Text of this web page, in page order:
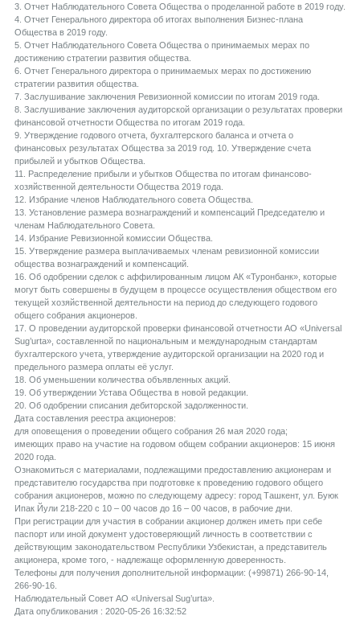
3. Отчет Наблюдательного Совета Общества о проделанной работе в 2019 году.
4. Отчет Генерального директора об итогах выполнения Бизнес-плана
Общества в 2019 году.
5. Отчет Наблюдательного Совета Общества о принимаемых мерах по
достижению стратегии развития общества.
6. Отчет Генерального директора о принимаемых мерах по достижению
стратегии развития общества.
7. Заслушивание заключения Ревизионной комиссии по итогам 2019 года.
8. Заслушивание заключения аудиторской организации о результатах проверки
финансовой отчетности Общества по итогам 2019 года.
9. Утверждение годового отчета, бухгалтерского баланса и отчета о
финансовых результатах Общества за 2019 год. 10. Утверждение счета
прибылей и убытков Общества.
11. Распределение прибыли и убытков Общества по итогам финансово-
хозяйственной деятельности Общества 2019 года.
12. Избрание членов Наблюдательного совета Общества.
13. Установление размера вознаграждений и компенсаций Председателю и
членам Наблюдательного Совета.
14. Избрание Ревизионной комиссии Общества.
15. Утверждение размера выплачиваемых членам ревизионной комиссии
общества вознаграждений и компенсаций.
16. Об одобрении сделок с аффилированным лицом АК «Туронбанк», которые
могут быть совершены в будущем в процессе осуществления обществом его
текущей хозяйственной деятельности на период до следующего годового
общего собрания акционеров.
17. О проведении аудиторской проверки финансовой отчетности АО «Universal
Sug’urta», составленной по национальным и международным стандартам
бухгалтерского учета, утверждение аудиторской организации на 2020 год и
предельного размера оплаты её услуг.
18. Об уменьшении количества объявленных акций.
19. Об утверждении Устава Общества в новой редакции.
20. Об одобрении списания дебиторской задолженности.
Дата составления реестра акционеров:
для оповещения о проведении общего собрания 26 мая 2020 года;
имеющих право на участие на годовом общем собрании акционеров: 15 июня
2020 года.
Ознакомиться с материалами, подлежащими предоставлению акционерам и
представителю государства при подготовке к проведению годового общего
собрания акционеров, можно по следующему адресу: город Ташкент, ул. Буюк
Ипак Йули 218-220 с 10 – 00 часов до 16 – 00 часов, в рабочие дни.
При регистрации для участия в собрании акционер должен иметь при себе
паспорт или иной документ удостоверяющий личность в соответствии с
действующим законодательством Республики Узбекистан, а представитель
акционера, кроме того, - надлежаще оформленную доверенность.
Телефоны для получения дополнительной информации: (+99871) 266-90-14,
266-90-16.
Наблюдательный Совет АО «Universal Sug’urta».
Дата опубликования : 2020-05-26 16:32:52